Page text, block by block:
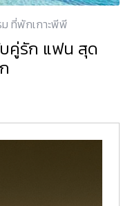
ม ที่พักเกาะพีพี
คู่รัก แฟน สุด